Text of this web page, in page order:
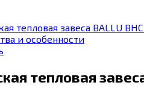
тепловая завеса BALLU
и особенности
тепловая